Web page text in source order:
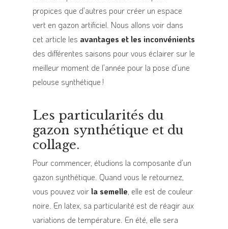
propices que d’autres pour créer un espace
vert en gazon artificiel. Nous allons voir dans
cet article les avantages et les inconvénients
des différentes saisons pour vous éclairer sur le
meilleur moment de l’année pour la pose d’une
pelouse synthétique !
Les particularités du
gazon synthétique et du
collage.
Pour commencer, étudions la composante d’un
gazon synthétique. Quand vous le retournez,
vous pouvez voirla semelle , elle est de couleur
noire. En latex, sa particularité est de réagir aux
variations de température. En été, elle sera